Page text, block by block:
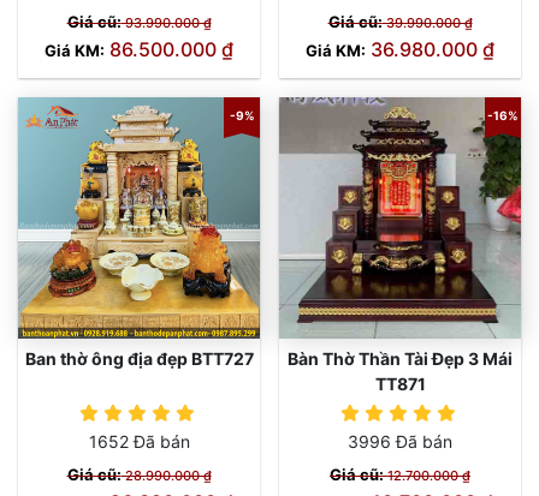
Giá cũ:93.990.000 ₫
Giá KM: 86.500.000 ₫
Giá cũ:39.990.000 ₫
Giá KM: 36.980.000 ₫
-9%
Ban thờ ông địa đẹp BTT727
1652 Đã bán
Giá cũ:28.990.000 ₫
-16%
Bàn Thờ Thần Tài Đẹp 3 Mái
TT871
3996 Đã bán
Giá cũ:12.700.000 ₫